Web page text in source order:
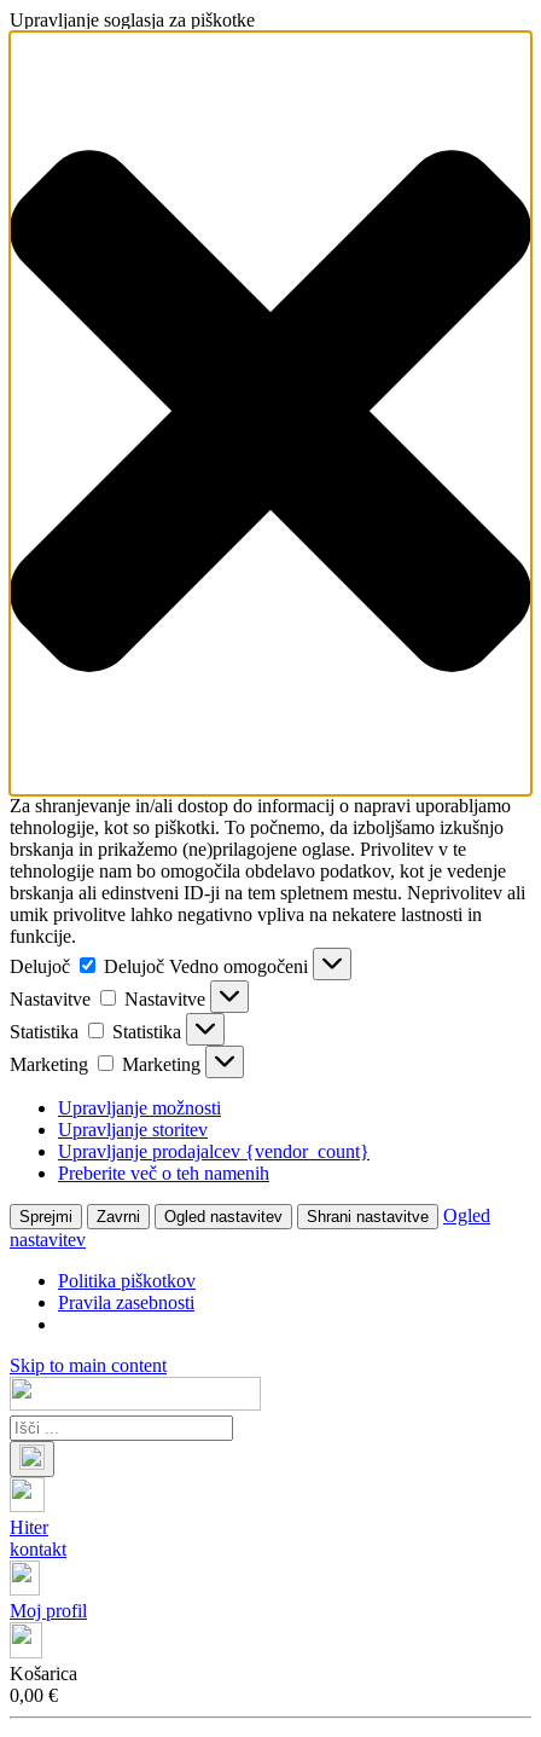
Upravljanje soglasja za piškotke
Za shranjevanje in/ali dostop do informacij o napravi uporabljamo
tehnologije, kot so piškotki. To počnemo, da izboljšamo izkušnjo
brskanja in prikažemo (ne)prilagojene oglase. Privolitev v te
tehnologije nam bo omogočila obdelavo podatkov, kot je vedenje
brskanja ali edinstveni ID-ji na tem spletnem mestu. Neprivolitev ali
umik privolitve lahko negativno vpliva na nekatere lastnosti in
funkcije.
Delujoč
Delujoč Vedno omogočeni
Nastavitve
Nastavitve
Statistika
Statistika
Marketing
Marketing
Upravljanje možnosti
Upravljanje storitev
Upravljanje prodajalcev {vendor_count}
Preberite več o teh namenih
Sprejmi Zavrni Ogled nastavitev Shrani nastavitve
Ogled
nastavitev
Politika piškotkov
Pravila zasebnosti
Skip to main content
Hiter
kontakt
Moj profil
Košarica
0,00 €